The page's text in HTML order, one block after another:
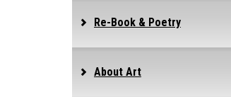
Re-Book & Poetry
About Art